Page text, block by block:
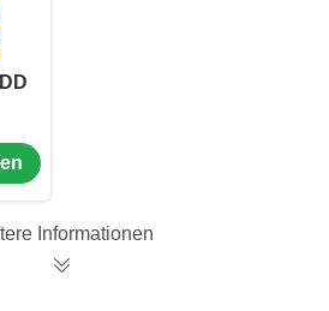
Informationen